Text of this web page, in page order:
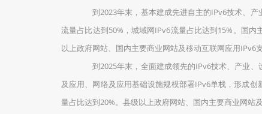
到2023年末，基本建成先进自主的IPv6技术、产
流量占比达到50%，城域网IPv6流量占比达到15%。国
以上政府网站、国内主要商业网站及移动互联网应用IPv6
到2025年末，全面建成领先的IPv6技术、产业、
及应用、网络及应用基础设施规模部署IPv6单栈，形成
量占比达到20%。县级以上政府网站、国内主要商业网站